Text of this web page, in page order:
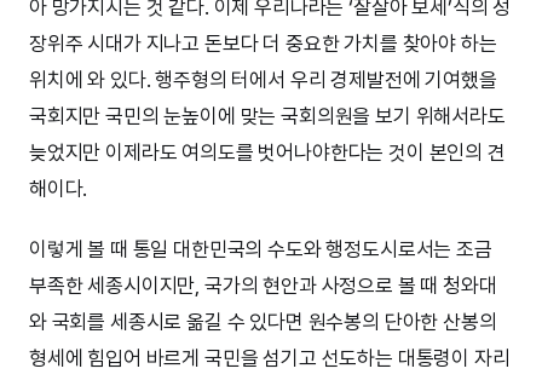
아 망가지시는 것 같다. 이제 우리나라는 ‘잘살아 보세’식의 성
장위주 시대가 지나고 돈보다 더 중요한 가치를 찾아야 하는
위치에 와 있다. 행주형의 터에서 우리 경제발전에 기여했을
국회지만 국민의 눈높이에 맞는 국회의원을 보기 위해서라도
늦었지만 이제라도 여의도를 벗어나야한다는 것이 본인의 견
해이다.
이렇게 볼 때 통일 대한민국의 수도와 행정도시로서는 조금
부족한 세종시이지만, 국가의 현안과 사정으로 볼 때 청와대
와 국회를 세종시로 옮길 수 있다면 원수봉의 단아한 산봉의
형세에 힘입어 바르게 국민을 섬기고 선도하는 대통령이 자리